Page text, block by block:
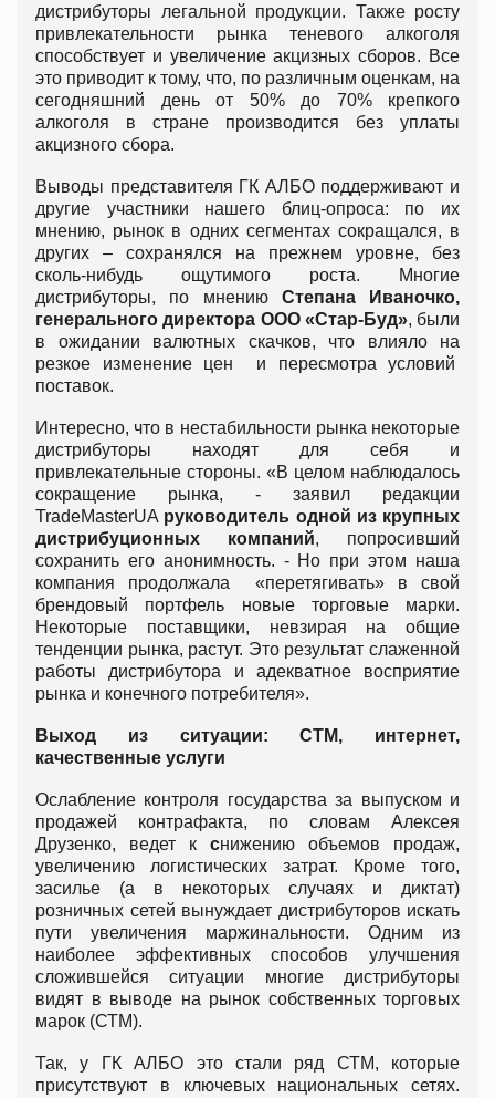
дистрибуторы легальной продукции. Также росту
привлекательности рынка теневого алкоголя
способствует и увеличение акцизных сборов. Все
это приводит к тому, что, по различным оценкам, на
сегодняшний день от 50% до 70% крепкого
алкоголя в стране производится без уплаты
акцизного сбора.
Выводы представителя ГК АЛБО поддерживают и
другие участники нашего блиц-опроса: по их
мнению, рынок в одних сегментах сокращался, в
других – сохранялся на прежнем уровне, без
сколь-нибудь ощутимого роста. Многие
дистрибуторы, по мнению Степана Иваночко,
генерального директора ООО «Стар-Буд», были
в ожидании валютных скачков, что влияло на
резкое изменение цен и пересмотра условий
поставок.
Интересно, что в нестабильности рынка некоторые
дистрибуторы находят для себя и
привлекательные стороны. «В целом наблюдалось
сокращение рынка, - заявил редакции
TradeMasterUA руководитель одной из крупных
дистрибуционных компаний, попросивший
сохранить его анонимность. - Но при этом наша
компания продолжала «перетягивать» в свой
брендовый портфель новые торговые марки.
Некоторые поставщики, невзирая на общие
тенденции рынка, растут. Это результат слаженной
работы дистрибутора и адекватное восприятие
рынка и конечного потребителя».
Выход из ситуации: СТМ, интернет,
качественные услуги
Ослабление контроля государства за выпуском и
продажей контрафакта, по словам Алексея
Друзенко, ведет к снижению объемов продаж,
увеличению логистических затрат. Кроме того,
засилье (а в некоторых случаях и диктат)
розничных сетей вынуждает дистрибуторов искать
пути увеличения маржинальности. Одним из
наиболее эффективных способов улучшения
сложившейся ситуации многие дистрибуторы
видят в выводе на рынок собственных торговых
марок (СТМ).
Так, у ГК АЛБО это стали ряд СТМ, которые
присутствуют в ключевых национальных сетях.